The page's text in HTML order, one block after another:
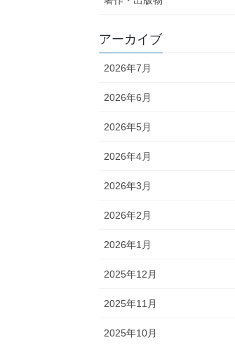
アーカイブ
2026年7月
2026年6月
2026年5月
2026年4月
2026年3月
2026年2月
2026年1月
2025年12月
2025年11月
2025年10月